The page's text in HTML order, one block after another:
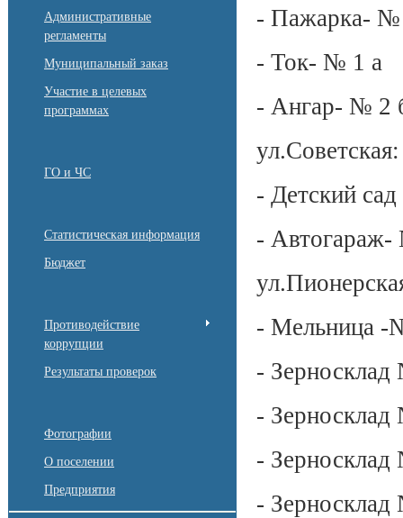
Административные
регламенты
Муниципальный заказ
Участие в целевых
программах
ГО и ЧС
Статистическая информация
Бюджет
Противодействие
коррупции
Результаты проверок
Фотографии
О поселении
Предприятия
- Пажарка- №
- Ток- № 1 а
- Ангар- № 2
- Детский
-
- Мельница -
-
-
-
-